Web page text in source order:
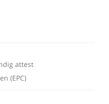
attest
(EPC)